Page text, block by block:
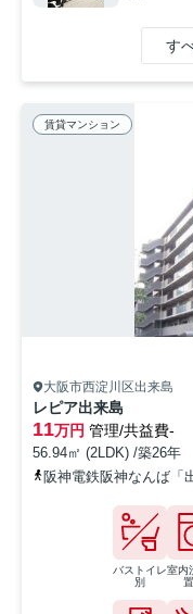
す
賃貸マンション
大阪市西淀川区出来島
レピア出来島
11万円 管理/共益費-
56.94㎡ (2LDK) /築26年
阪神電鉄阪神なんば「
バストイレ
別
室内